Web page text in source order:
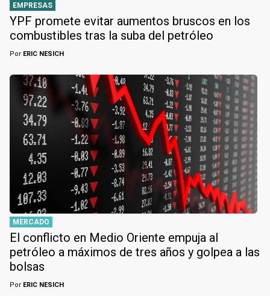
EMPRESAS
YPF promete evitar aumentos bruscos en los
combustibles tras la suba del petróleo
Por ERIC NESICH
MERCADO
El conflicto en Medio Oriente empuja al
petróleo a máximos de tres años y golpea a las
bolsas
Por ERIC NESICH